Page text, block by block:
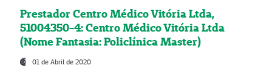
Prestador Centro Médico Vitória Ltda,
51004350-4: Centro Médico Vitória Ltda
(Nome Fantasia: Policlínica Master)
01 de Abril de 2020